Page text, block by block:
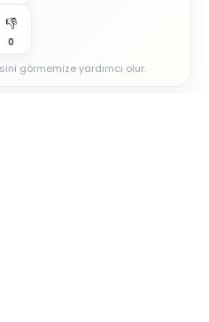
👎
0
görmemize yardımcı olur.